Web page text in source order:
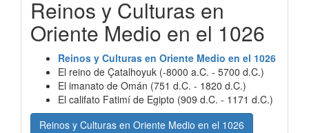
Reinos y Culturas en
Oriente Medio en el 1026
Reinos y Culturas en Oriente Medio en el 1026
El reino de Çatalhoyuk (-8000 a.C. - 5700 d.C.)
El imanato de Omán (751 d.C. - 1820 d.C.)
El califato Fatimí de Egipto (909 d.C. - 1171 d.C.)
Reinos y Culturas en Oriente Medio en el 1026